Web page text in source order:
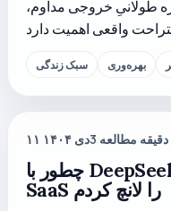
طولانیِ خروجی مداوم،
سبک زندگی بهره‌وری
۱۱ دی ۱۴۰۴3 دقیقه مطالعه
چطور با DeepSeek و Node.js سریع‌تر یک AI
SaaS را لانچ کردم